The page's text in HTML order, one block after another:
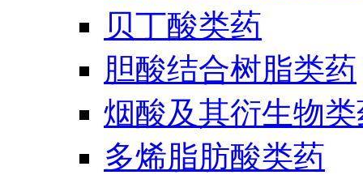
贝丁酸类药
胆酸结合树脂类药
烟酸及其衍生物
多烯脂肪酸类药